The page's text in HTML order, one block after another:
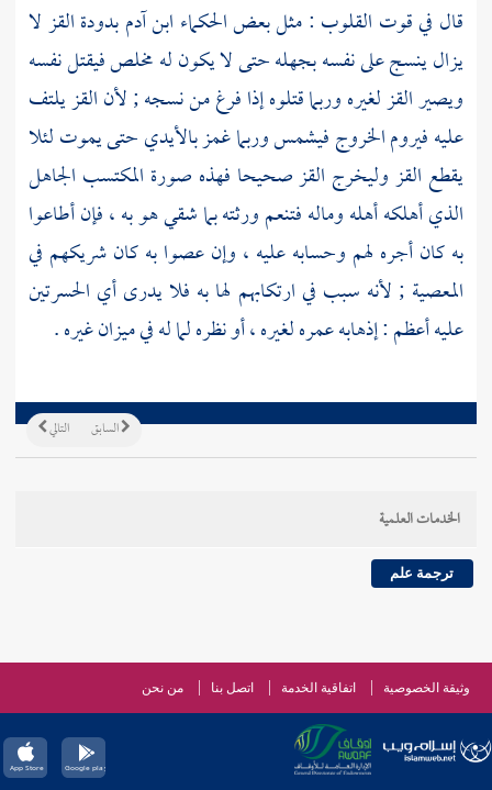
قال في قوت القلوب : مثل بعض الحكماء ابنآدمبدودة القز لا
يزال ينسج على نفسه بجهله حتى لا يكون له مخلص فيقتل نفسه
ويصير القز لغيره وربما قتلوه إذا فرغ من نسجه ; لأن القز يلتف
عليه فيروم الخروج فيشمس وربما غمز بالأيدي حتى يموت لئلا
يقطع القز وليخرج القز صحيحا فهذه صورة المكتسب الجاهل
الذي أهلكه أهله وماله فتنعم ورثته بما شقي هو به ، فإن أطاعوا
به كان أجره لهم وحسابه عليه ، وإن عصوا به كان شريكهم في
المعصية ; لأنه سبب في ارتكابهم لها به فلا يدرى أي الحسرتين
عليه أعظم : إذهابه عمره لغيره ، أو نظره لما له في ميزان غيره .
التالي السابق
الخدمات العلمية
ترجمة علم
وثيقة الخصوصية اتفاقية الخدمة اتصل بنا من نحن